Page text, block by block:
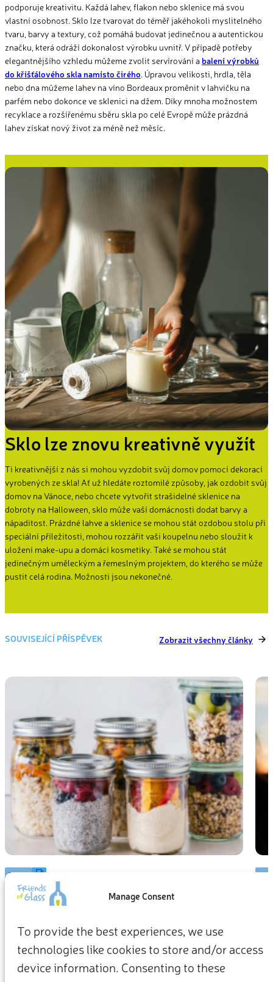
Manage Consent
To provide the best experiences, we use
technologies like cookies to store and/or access
device information. Consenting to these
podporuje kreativitu. Každá lahev, flakon nebo sklenice má svou
vlastní osobnost. Sklo lze tvarovat do téměř jakéhokoli myslitelného
tvaru, barvy a textury, což pomáhá budovat jedinečnou a autentickou
značku, která odráží dokonalost výrobku uvnitř. V případě potřeby
elegantnějšího vzhledu můžeme zvolit servírování a balení výrobků
do křišťálového skla namísto čirého. Úpravou velikosti, hrdla, těla
nebo dna můžeme lahev na víno Bordeaux proměnit v lahvičku na
parfém nebo dokonce ve sklenici na džem. Díky mnoha možnostem
recyklace a rozšířenému sběru skla po celé Evropě může prázdná
lahev získat nový život za méně než měsíc.
Sklo lze znovu kreativně využít
Ti kreativnější z nás si mohou vyzdobit svůj domov pomocí dekorací
vyrobených ze skla! Ať už hledáte roztomilé způsoby, jak ozdobit svůj
domov na Vánoce, nebo chcete vytvořit strašidelné sklenice na
dobroty na Halloween, sklo může vaší domácnosti dodat barvy a
nápaditost. Prázdné lahve a sklenice se mohou stát ozdobou stolu při
speciální příležitosti, mohou rozzářit vaši koupelnu nebo sloužit k
uložení make-upu a domácí kosmetiky. Také se mohou stát
jedinečným uměleckým a řemeslným projektem, do kterého se může
pustit celá rodina. Možnosti jsou nekonečné.
SOUVISEJÍCÍ PŘÍSPĚVEK Zobrazit všechny články
BLOG
Vybrat si sklo znamená vychutnat si
Skleněné obaly jsou vyrobeny především ze čtyř složek –
písku, sody, vápence a recyklovaného skla (střepů). Pokud si
zvolíme sklo, vybíráme přírodnější alternativu…